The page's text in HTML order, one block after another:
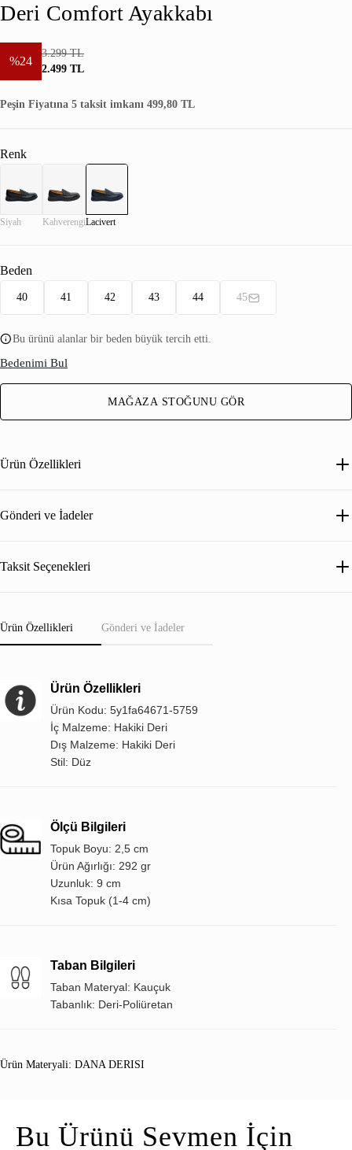
Deri Comfort Ayakkabı
%24
3.299 TL
2.499 TL
Peşin Fiyatına 5 taksit imkanı 499,80 TL
Renk
Siyah KahverengiLacivert
Beden
40 41 42 43 44 45
Bu ürünü alanlar bir beden büyük tercih etti.
Bedenimi Bul
MAĞAZA STOĞUNU GÖR
Ürün Özellikleri
Gönderi ve İadeler
Taksit Seçenekleri
Ürün Özellikleri Gönderi ve İadeler
Ürün Özellikleri
Ürün Kodu: 5y1fa64671-5759
İç Malzeme: Hakiki Deri
Dış Malzeme: Hakiki Deri
Stil: Düz
Ölçü Bilgileri
Topuk Boyu: 2,5 cm
Ürün Ağırlığı: 292 gr
Uzunluk: 9 cm
Kısa Topuk (1-4 cm)
Taban Bilgileri
Taban Materyal: Kauçuk
Tabanlık: Deri-Poliüretan
Ürün Materyali: DANA DERISI
Bu Ürünü Sevmen İçin